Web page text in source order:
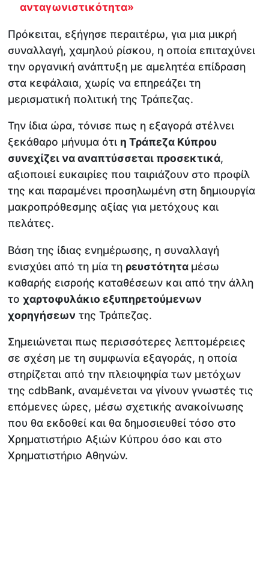
ανταγωνιστικότητα»
Πρόκειται, εξήγησε περαιτέρω, για μια μικρή
συναλλαγή, χαμηλού ρίσκου, η οποία επιταχύνει
την οργανική ανάπτυξη με αμελητέα επίδραση
στα κεφάλαια, χωρίς να επηρεάζει τη
μερισματική πολιτική της Τράπεζας.
Την ίδια ώρα, τόνισε πως η εξαγορά στέλνει
ξεκάθαρο μήνυμα ότι η Τράπεζα Κύπρου
συνεχίζει να αναπτύσσεται προσεκτικά,
αξιοποιεί ευκαιρίες που ταιριάζουν στο προφίλ
της και παραμένει προσηλωμένη στη δημιουργία
μακροπρόθεσμης αξίας για μετόχους και
πελάτες.
Βάση της ίδιας ενημέρωσης, η συναλλαγή
ενισχύει από τη μία τη ρευστότητα μέσω
καθαρής εισροής καταθέσεων και από την άλλη
τοχαρτοφυλάκιο εξυπηρετούμενων
χορηγήσεων της Τράπεζας.
Σημειώνεται πως περισσότερες λεπτομέρειες
σε σχέση με τη συμφωνία εξαγοράς, η οποία
στηρίζεται από την πλειοψηφία των μετόχων
της cdbBank, αναμένεται να γίνουν γνωστές τις
επόμενες ώρες, μέσω σχετικής ανακοίνωσης
που θα εκδοθεί και θα δημοσιευθεί τόσο στο
Χρηματιστήριο Αξιών Κύπρου όσο και στο
Χρηματιστήριο Αθηνών.